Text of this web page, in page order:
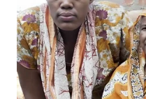
WN
KUNINGAN
WN
MAJALENGKA